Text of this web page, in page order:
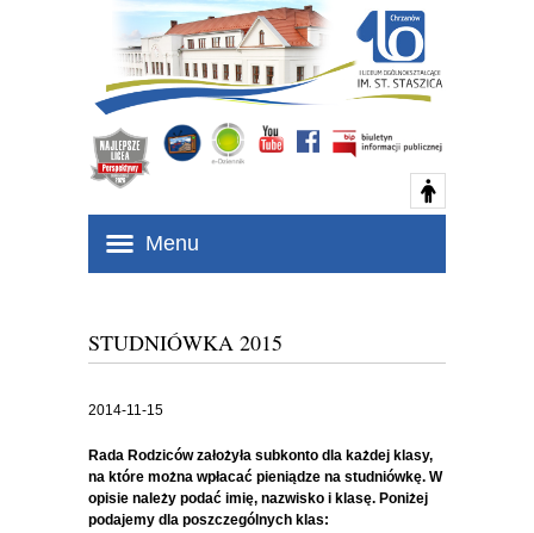
Menu
STUDNIÓWKA 2015
2014-11-15
Rada Rodziców założyła subkonto dla każdej klasy,
na które można wpłacać pieniądze na studniówkę. W
opisie należy podać imię, nazwisko i klasę. Poniżej
podajemy dla poszczególnych klas: